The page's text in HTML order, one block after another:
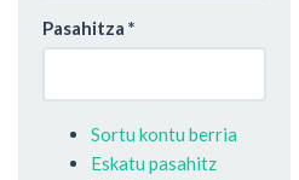
Pasahitza *
Sortu kontu berria
Eskatu pasahitz